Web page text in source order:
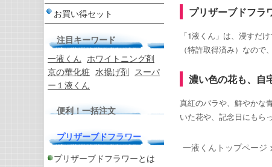
お買い得セット
注目キーワード
一液くん ホワイトニング剤
京の華化粧 水揚げ剤 スーパ
ー１液くん
便利！一括注文
プリザーブドフラワー
プリザーブドフラワーとは
プリザーブドフラ
「1液くん」は、浸すだ
（特許取得済み）なので
濃い色の花も、自
真紅のバラや、鮮やかな
いた花や、記念日にもら
一液くんトップページ